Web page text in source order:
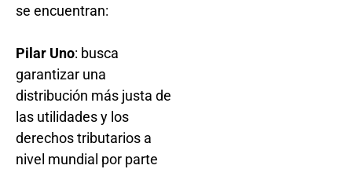
se encuentran:
Pilar Uno: busca
garantizar una
distribución más justa de
las utilidades y los
derechos tributarios a
nivel mundial por parte